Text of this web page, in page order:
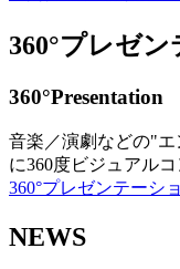
360°プレゼ
360°Presentation
音楽／演劇などの"
に360度ビジュアル
360°プレゼンテーシ
NEWS